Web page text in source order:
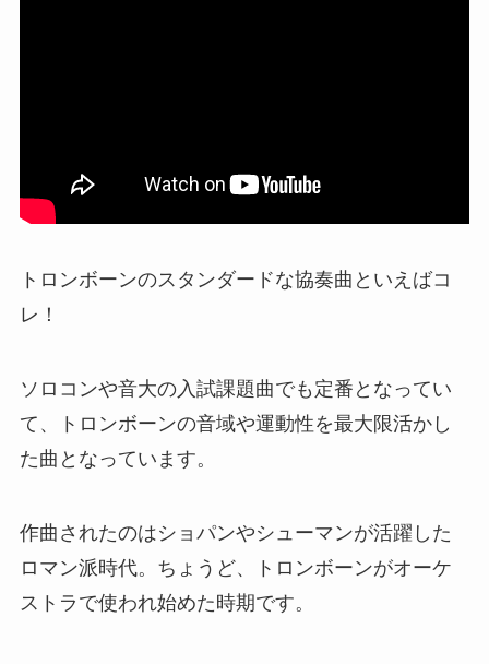
トロンボーンのスタンダードな協奏曲といえばコ
レ！
ソロコンや音大の入試課題曲でも定番となってい
て、トロンボーンの音域や運動性を最大限活かし
た曲となっています。
作曲されたのはショパンやシューマンが活躍した
ロマン派時代。ちょうど、トロンボーンがオーケ
ストラで使われ始めた時期です。